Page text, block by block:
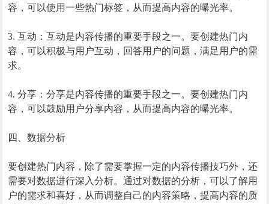
容，可以使用一些热门标签，从而提高内容的曝光率。
3. 互动：互动是内容传播的重要手段之一。要创建热门内
容，可以积极与用户互动，回答用户的问题，满足用户的需
求。
4. 分享：分享是内容传播的重要手段之一。要创建热门内
容，可以鼓励用户分享内容，从而提高内容的曝光率。
四、数据分析
要创建热门内容，除了需要掌握一定的内容传播技巧外，还
需要对数据进行深入分析。通过对数据的分析，可以了解用
户的需求和喜好，从而调整自己的内容策略，提高内容的质